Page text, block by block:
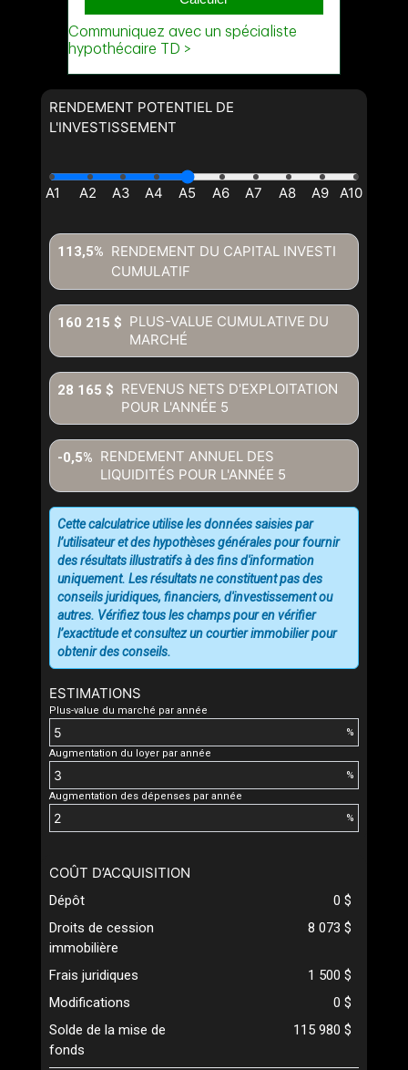
RENDEMENT POTENTIEL DE
L'INVESTISSEMENT
RENDEMENT DU CAPITAL INVESTI
CUMULATIF
113,5%
PLUS-VALUE CUMULATIVE DU
MARCHÉ
160 215 $
REVENUS NETS D'EXPLOITATION
POUR L'ANNÉE 5
28 165 $
RENDEMENT ANNUEL DES
LIQUIDITÉS POUR L'ANNÉE 5
-0,5%
ESTIMATIONS
Plus-value du marché par année
%
Augmentation du loyer par année
%
Augmentation des dépenses par année
%
Cette calculatrice utilise les données saisies par
l’utilisateur et des hypothèses générales pour fournir
des résultats illustratifs à des fins d'information
uniquement. Les résultats ne constituent pas des
conseils juridiques, financiers, d'investissement ou
autres. Vérifiez tous les champs pour en vérifier
l’exactitude et consultez un courtier immobilier pour
obtenir des conseils.
COÛT D’ACQUISITION
Dépôt
0 $
Droits de cession
immobilière
8 073 $
Frais juridiques
1 500 $
Modifications
0 $
Solde de la mise de
fonds
115 980 $